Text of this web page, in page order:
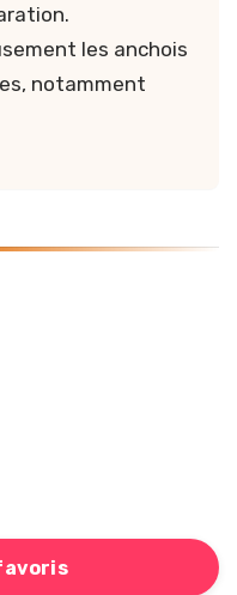
les anchois
notamment